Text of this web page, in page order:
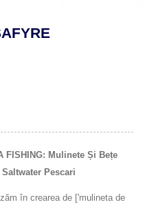
FISHING: Mulinete Și Bețe
Pescari
în crearea de ['mulineta de